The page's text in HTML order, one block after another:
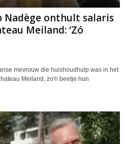
Nadège onthult salaris
Meiland: ‘Zó
mevrouw die huishoudhulp was in het
Meiland, zo'n beetje hun